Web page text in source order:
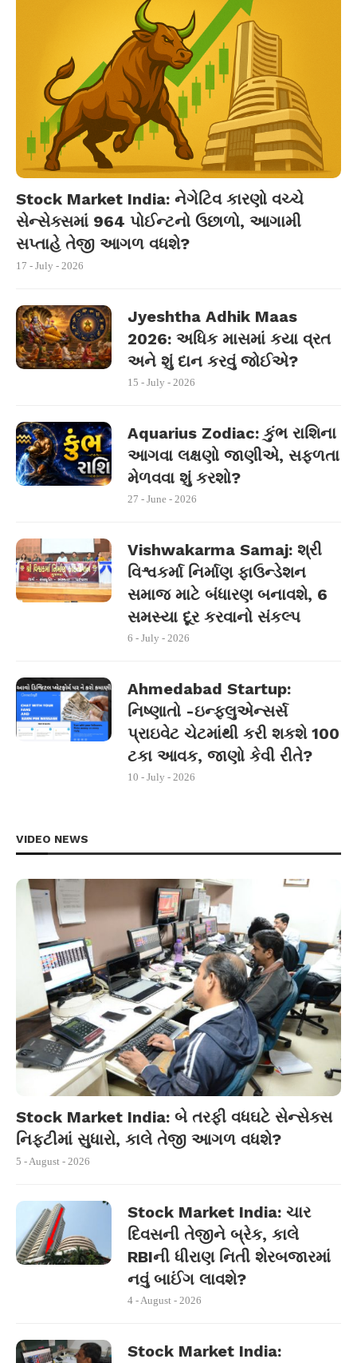
Stock Market India: નેગેટિવ કારણો વચ્ચે
સેન્સેક્સમાં 964 પોઈન્ટનો ઉછાળો, આગામી
સપ્તાહે તેજી આગળ વધશે?
17 - July - 2026
Jyeshtha Adhik Maas
2026: અધિક માસમાં કયા વ્રત
અને શું દાન કરવું જોઈએ?
15 - July - 2026
Aquarius Zodiac: કુંભ રાશિના
આગવા લક્ષણો જાણીએ, સફળતા
મેળવવા શું કરશો?
27 - June - 2026
Vishwakarma Samaj: શ્રી
વિશ્વકર્મા નિર્માણ ફાઉન્ડેશન
સમાજ માટે બંધારણ બનાવશે, 6
સમસ્યા દૂર કરવાનો સંકલ્પ
6 - July - 2026
Ahmedabad Startup:
નિષ્ણાતો -ઇન્ફ્લુએન્સર્સ
પ્રાઇવેટ ચેટમાંથી કરી શકશે 100
ટકા આવક, જાણો કેવી રીતે?
10 - July - 2026
VIDEO NEWS
Stock Market India: બે તરફી વધઘટે સેન્સેક્સ
નિફ્ટીમાં સુધારો, કાલે તેજી આગળ વધશે?
5 - August - 2026
Stock Market India: ચાર
દિવસની તેજીને બ્રેક, કાલે
RBIની ધીરાણ નિતી શેરબજારમાં
નવું બાઈંગ લાવશે?
4 - August - 2026
Stock Market India: